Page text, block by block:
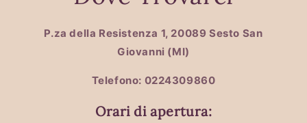
P.za della Resistenza 1, 20089 Sesto San
Giovanni (MI)
Telefono: 0224309860
Orari di apertura: